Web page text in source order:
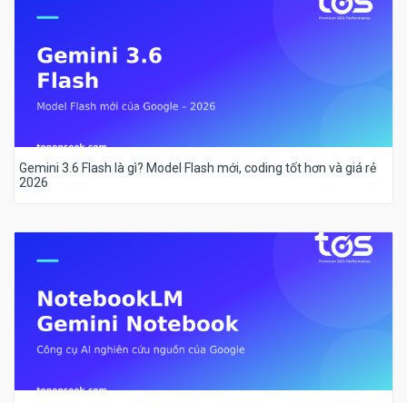
Gemini 3.6 Flash là gì? Model Flash mới, coding tốt hơn và giá rẻ
2026